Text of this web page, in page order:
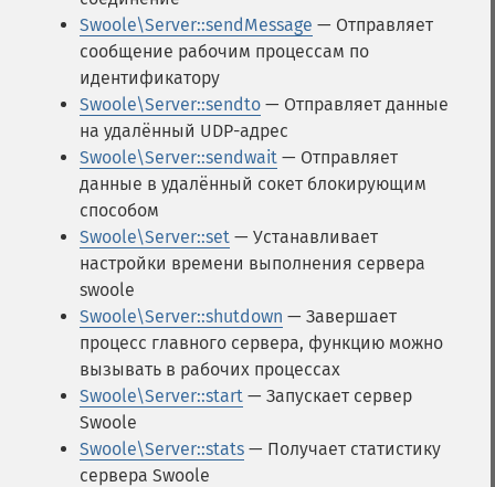
Swoole\Server::sendMessage — Отправляет
сообщение рабочим процессам по
идентификатору
Swoole\Server::sendto — Отправляет данные
на удалённый UDP-адрес
Swoole\Server::sendwait — Отправляет
данные в удалённый сокет блокирующим
способом
Swoole\Server::set — Устанавливает
настройки времени выполнения сервера
swoole
Swoole\Server::shutdown — Завершает
процесс главного сервера, функцию можно
вызывать в рабочих процессах
Swoole\Server::start — Запускает сервер
Swoole
Swoole\Server::stats — Получает статистику
сервера Swoole